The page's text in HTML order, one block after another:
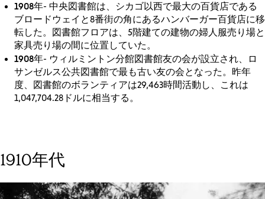
1908年- 中央図書館は、シカゴ以西で最大の百貨店である
ブロードウェイと8番街の角にあるハンバーガー百貨店に移
転した。図書館フロアは、5階建ての建物の婦人服売り場と
家具売り場の間に位置していた。
1908年- ウィルミントン分館図書館友の会が設立され、ロ
サンゼルス公共図書館で最も古い友の会となった。昨年
度、図書館のボランティアは29,463時間活動し、これは
1,047,704.28ドルに相当する。
1910年代